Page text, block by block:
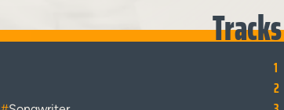
Tracks
1
2